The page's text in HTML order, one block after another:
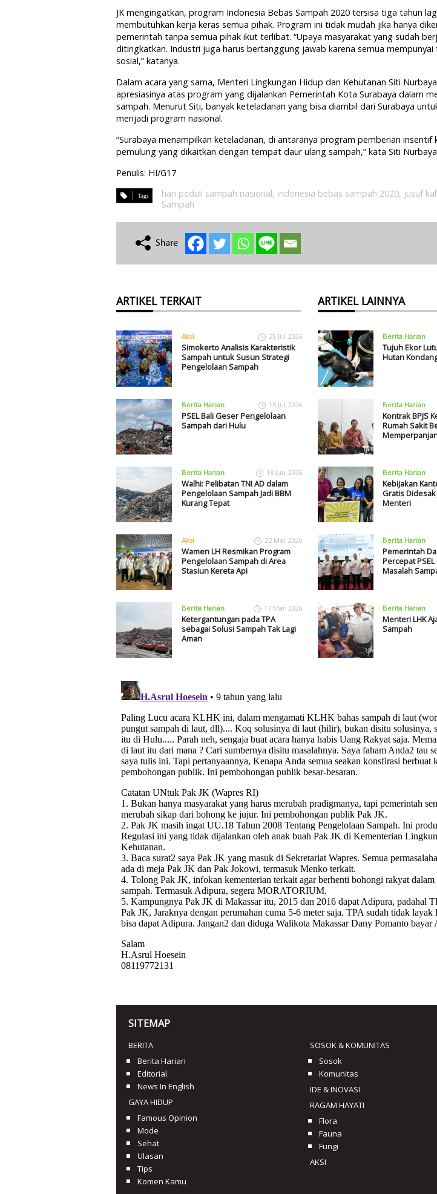
JK mengingatkan, program Indonesia Bebas Sampah 2020 tersisa tiga tahun
membutuhkan kerja keras semua pihak. Program ini tidak mudah jika hanya
pemerintah tanpa semua pihak ikut terlibat. “Upaya masyarakat yang sudah
ditingkatkan. Industri juga harus bertanggung jawab karena semua
sosial,” katanya.
Dalam acara yang sama, Menteri Lingkungan Hidup dan Kehutanan Siti
apresiasinya atas program yang dijalankan Pemerintah Kota Surabaya dalam
sampah. Menurut Siti, banyak keteladanan yang bisa diambil dari Surabaya
menjadi program nasional.
“Surabaya menampilkan keteladanan, di antaranya program pemberian insentif
pemulung yang dikaitkan dengan tempat daur ulang sampah,” kata Siti
Penulis: HI/G17
hari peduli sampah nasional, indonesia bebas sampah 2020, jusuf
Sampah
ARTIKEL TERKAIT
Aksi 25 Jul 2026
Simokerto Analisis Karakteristik
Sampah untuk Susun Strategi
Pengelolaan Sampah
Berita Harian 15 Jul 2026
PSEL Bali Geser Pengelolaan
Sampah dari Hulu
Berita Harian 18 Jun 2026
Walhi: Pelibatan TNI AD dalam
Pengelolaan Sampah Jadi BBM
Kurang Tepat
Aksi 22 Mei 2026
Wamen LH Resmikan Program
Pengelolaan Sampah di Area
Stasiun Kereta Api
Berita Harian 17 Mar 2026
Ketergantungan pada TPA
sebagai Solusi Sampah Tak Lagi
Aman
ARTIKEL LAINNYA
Berita Harian
Tujuh Ekor
Hutan
Berita Harian
Kontrak BPJS
Rumah Sakit
Berita Harian
Kebijakan
Gratis
Menteri
Berita Harian
Pemerintah
Percepat
Masalah
Berita Harian
Menteri LHK
Sampah
SITEMAP
BERITA
Berita Harian
Editorial
News In English
GAYA HIDUP
Famous Opinion
Mode
Sehat
Ulasan
Tips
Komen Kamu
SOSOK & KOMUNITAS
Sosok
Komunitas
IDE & INOVASI
RAGAM HAYATI
Flora
Fauna
Fungi
AKSI